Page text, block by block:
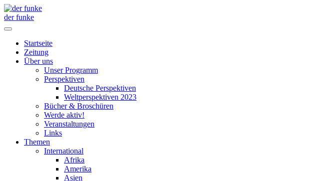
der funke
Startseite
Zeitung
Über uns
Unser Programm
Perspektiven
Deutsche Perspektiven
Weltperspektiven 2023
Bücher & Broschüren
Werde aktiv!
Veranstaltungen
Links
Themen
International
Afrika
Amerika
Asien